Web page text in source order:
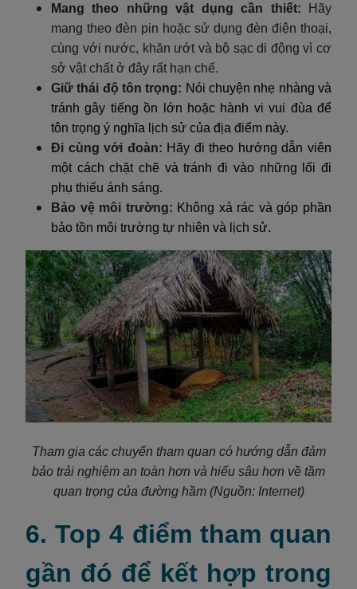
Mang theo những vật dụng cần thiết:
Hãy
mang theo đèn pin hoặc sử dụng đèn điện thoại,
cùng với nước, khăn ướt và bộ sạc di động vì cơ
sở vật chất ở đây rất hạn chế.
Giữ thái độ tôn trọng: Nói chuyện nhẹ nhàng và
tránh gây tiếng ồn lớn hoặc hành vi vui đùa để
tôn trọng ý nghĩa lịch sử của địa điểm này.
Đi cùng với đoàn: Hãy đi theo hướng dẫn viên
một cách chặt chẽ và tránh đi vào những lối đi
phụ thiếu ánh sáng.
Bảo vệ môi trường: Không xả rác và góp phần
bảo tồn môi trường tự nhiên và lịch sử.
Tham gia các chuyến tham quan có hướng dẫn đảm
bảo trải nghiệm an toàn hơn và hiểu sâu hơn về tầm
quan trọng của đường hầm (Nguồn: Internet)
6. Top 4 điểm tham quan
gần đó để kết hợp trong